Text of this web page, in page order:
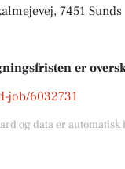
7451 Sunds
er
job/6032731
og data er